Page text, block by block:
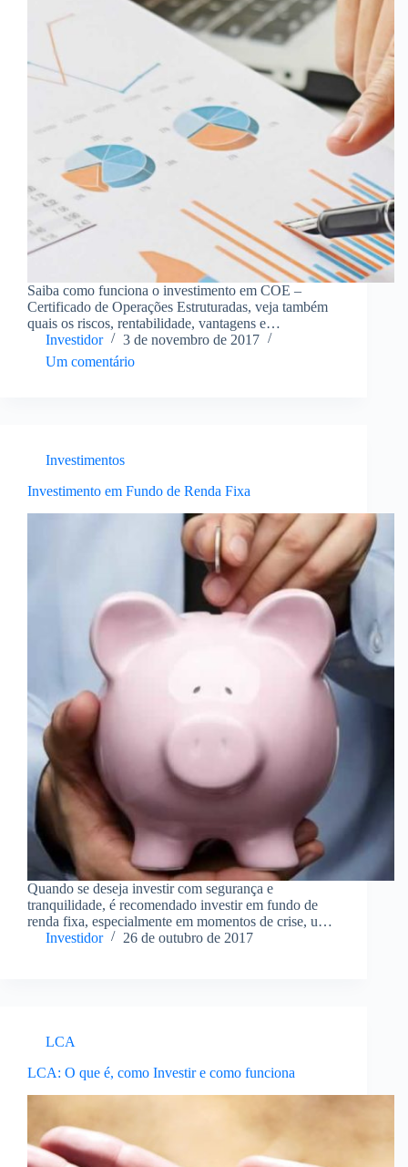
Saiba como funciona o investimento em COE –
Certificado de Operações Estruturadas, veja também
quais os riscos, rentabilidade, vantagens e
desvantagens deste investimento. O perfil do
investidor brasileiro é mais conservador, se comparado
Investidor
3 de novembro de 2017
Um comentário
Investimentos
Investimento em Fundo de Renda Fixa
Quando se deseja investir com segurança e
tranquilidade, é recomendado investir em fundo de
renda fixa, especialmente em momentos de crise, uma
vez que ele traz ótimas oportunidades para
Investidor 26 de outubro de 2017
LCA
LCA: O que é, como Investir e como funciona